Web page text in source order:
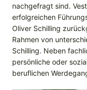
nachgefragt sind.
erfolgreichen
Oliver Schilling
Rahmen von
Schilling. Neben
persönliche oder
beruflichen